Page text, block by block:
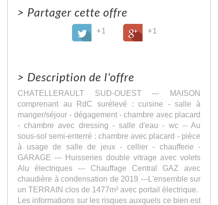
> Partager cette offre
+1 +1
> Description de l'offre
CHATELLERAULT SUD-OUEST --- MAISON
comprenant au RdC surélevé : cuisine - salle à
manger/séjour - dégagement - chambre avec placard
- chambre avec dressing - salle d'eau - wc -- Au
sous-sol semi-enterré : chambre avec placard - pièce
à usage de salle de jeux - cellier - chaufferie -
GARAGE --- Huisseries double vitrage avec volets
Alu électriques --- Chauffage Central GAZ avec
chaudière à condensation de 2019 ---L'ensemble sur
un TERRAIN clos de 1477m² avec portail électrique.
Les informations sur les risques auxquels ce bien est